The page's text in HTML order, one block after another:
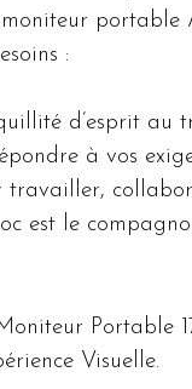
portable
:
d’esprit au
à vos
travailler,
est le
Portable
Visuelle.